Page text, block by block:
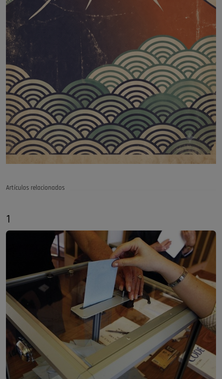
Artículos relacionados
1